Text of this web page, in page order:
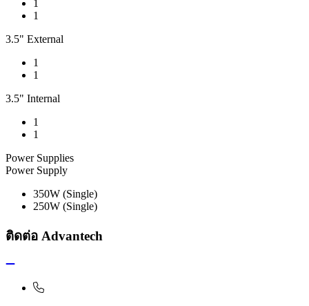
1
1
3.5" External
1
1
3.5" Internal
1
1
Power Supplies
Power Supply
350W (Single)
250W (Single)
ติดต่อ Advantech